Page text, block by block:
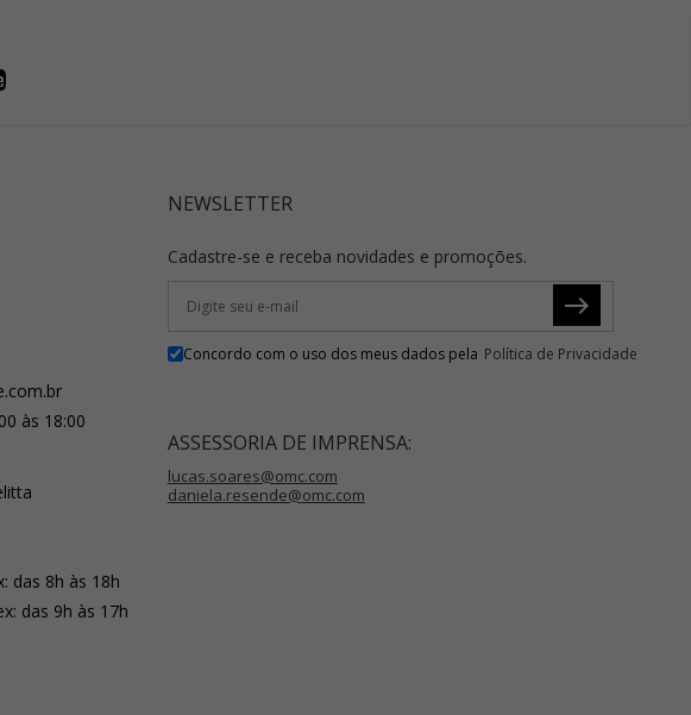
às 18:00
das 8h às 18h
das 9h às 17h
NEWSLETTER
Cadastre-se e receba novidades e promoções.
Concordo com o uso dos meus dados pela Política de Privacidade
ASSESSORIA DE IMPRENSA:
lucas.soares@omc.com
daniela.resende@omc.com